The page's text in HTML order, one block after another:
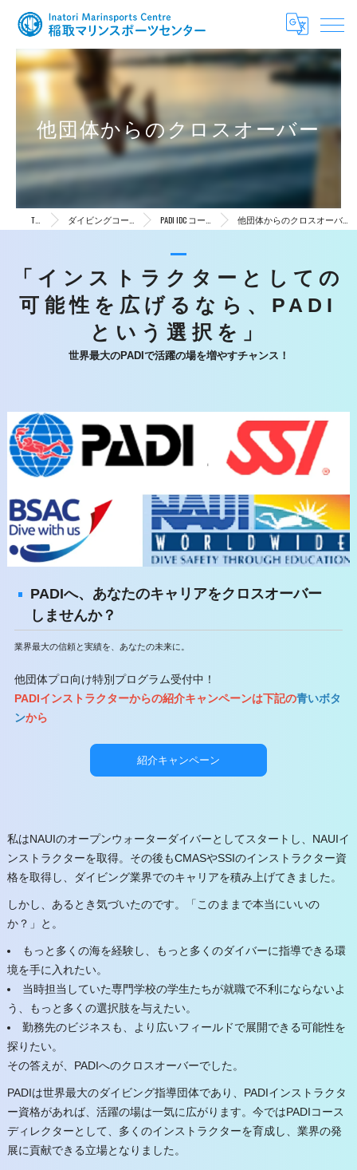
他団体からのクロスオーバー
TOP ダイビングコース PADI IDC コース 他団体からのクロスオーバー
「インストラクターとしての
可能性を広げるなら、PADI
という選択を」
世界最大のPADIで活躍の場を増やすチャンス！
PADIへ、あなたのキャリアをクロスオーバー
しませんか？
業界最大の信頼と実績を、あなたの未来に。
他団体プロ向け特別プログラム受付中！
PADIインストラクターからの紹介キャンペーンは下記の青いボタ
ンから
紹介キャンペーン
私はNAUIのオープンウォーターダイバーとしてスタートし、NAUIイ
ンストラクターを取得。その後もCMASやSSIのインストラクター資
格を取得し、ダイビング業界でのキャリアを積み上げてきました。
しかし、あるとき気づいたのです。「このままで本当にいいの
か？」と。
もっと多くの海を経験し、もっと多くのダイバーに指導できる環
境を手に入れたい。
当時担当していた専門学校の学生たちが就職で不利にならないよ
う、もっと多くの選択肢を与えたい。
勤務先のビジネスも、より広いフィールドで展開できる可能性を
探りたい。
その答えが、PADIへのクロスオーバーでした。
PADIは世界最大のダイビング指導団体であり、PADIインストラクタ
ー資格があれば、活躍の場は一気に広がります。今ではPADIコース
ディレクターとして、多くのインストラクターを育成し、業界の発
展に貢献できる立場となりました。